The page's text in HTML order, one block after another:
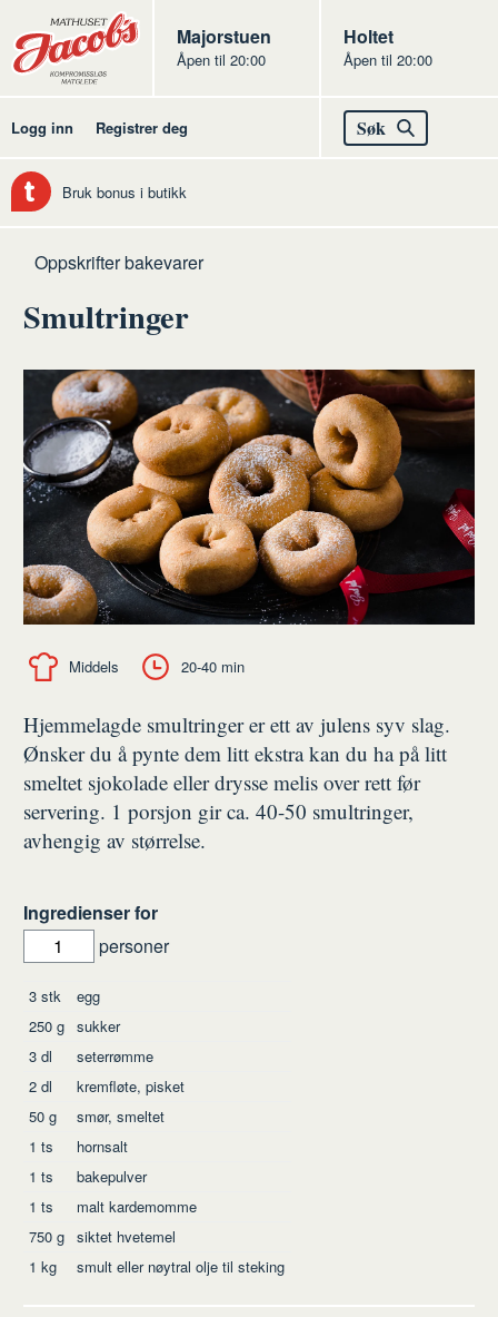
Butikker
Jacobs
Majorstuen
Åpen til 20:00
Jacobs
Holtet
Åpen til 20:00
Logg inn Registrer deg Søk
Bruk bonus i butikk
Hjem
Bakevarer
Oppskrifter bakevarer
Smultringer
Middels 20-40 min
Hjemmelagde smultringer er ett av julens syv slag.
Ønsker du å pynte dem litt ekstra kan du ha på litt
smeltet sjokolade eller drysse melis over rett før
servering. 1 porsjon gir ca. 40-50 smultringer,
avhengig av størrelse.
Ingredienser for
personer
Ingredienser
3stk
egg
250g sukker
3dl
seterrømme
2dl
kremfløte, pisket
50g
smør, smeltet
1 ts
hornsalt
1 ts
bakepulver
1 ts
malt kardemomme
750g siktet hvetemel
1 kg smult eller nøytral olje til steking